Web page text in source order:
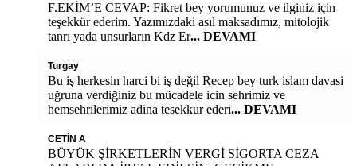
F.EKİM’E CEVAP: Fikret bey yorumunuz ve ilginiz için
teşekkür ederim. Yazımızdaki asıl maksadımız, mitolojik
tanrı yada unsurların Kdz Er... DEVAMI
Turgay
Bu iş herkesin harci bi iş değil Recep bey turk islam davasi
uğruna verdiğiniz bu mücadele icin sehrimiz ve
hemsehrilerimiz adina tesekkur ederi... DEVAMI
CETİN A
BÜYÜK ŞİRKETLERİN VERGİ SİGORTA CEZA